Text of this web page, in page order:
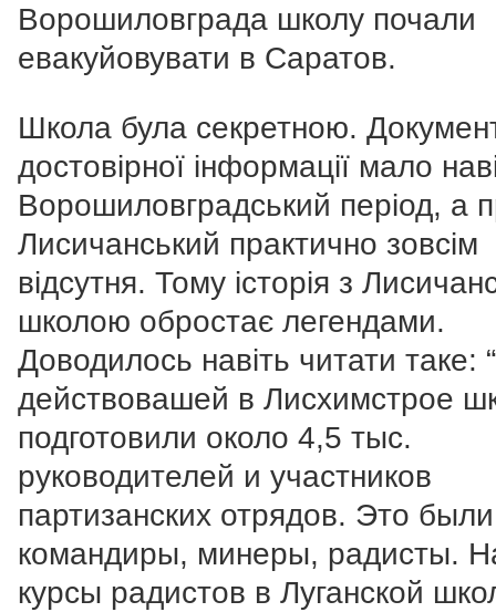
Ворошиловграда школу почали
евакуйовувати в Саратов.
Школа була секретною.
достовірної інформації мало
Ворошиловградський період, а
Лисичанський практично зовсім
відсутня. Тому історія з
школою обростає легендами.
Доводилось навіть читати таке:
действовашей в Лисхимстрое
подготовили около 4,5 тыс.
руководителей и участников
партизанских отрядов. Это были
командиры, минеры, радисты.
курсы радистов в Луганской